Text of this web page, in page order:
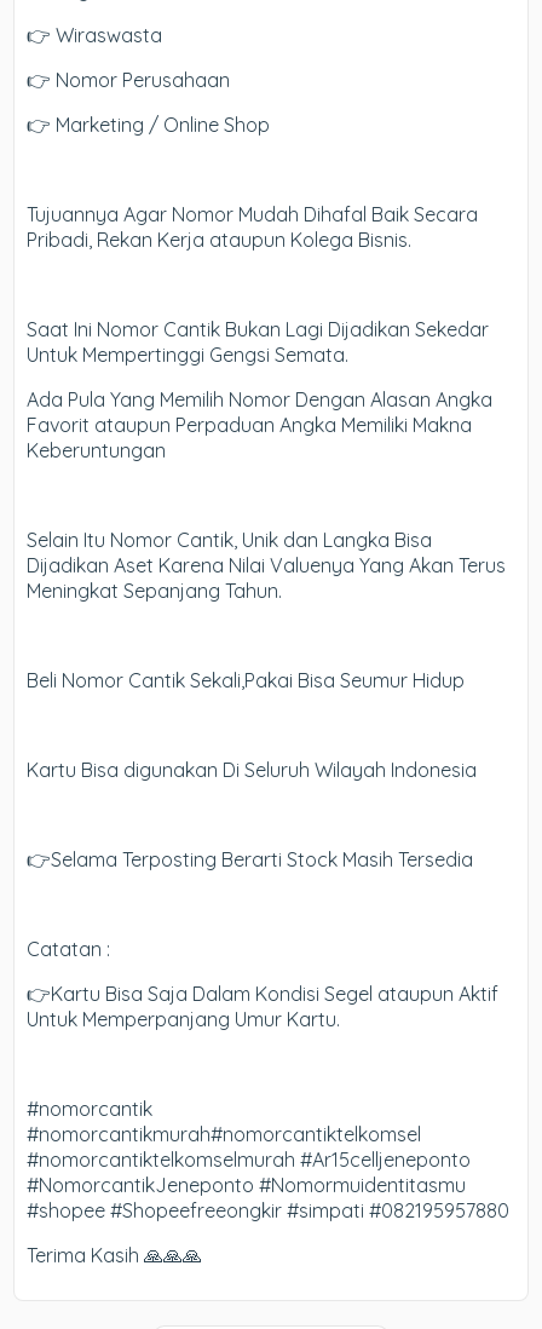
👉 Wiraswasta
👉 Nomor Perusahaan
👉 Marketing / Online Shop
Tujuannya Agar Nomor Mudah Dihafal Baik Secara
Pribadi, Rekan Kerja ataupun Kolega Bisnis.
Saat Ini Nomor Cantik Bukan Lagi Dijadikan Sekedar
Untuk Mempertinggi Gengsi Semata.
Ada Pula Yang Memilih Nomor Dengan Alasan Angka
Favorit ataupun Perpaduan Angka Memiliki Makna
Keberuntungan
Selain Itu Nomor Cantik, Unik dan Langka Bisa
Dijadikan Aset Karena Nilai Valuenya Yang Akan Terus
Meningkat Sepanjang Tahun.
Beli Nomor Cantik Sekali,Pakai Bisa Seumur Hidup
Kartu Bisa digunakan Di Seluruh Wilayah Indonesia
👉Selama Terposting Berarti Stock Masih Tersedia
Catatan :
👉Kartu Bisa Saja Dalam Kondisi Segel ataupun Aktif
Untuk Memperpanjang Umur Kartu.
#nomorcantik
#nomorcantikmurah#nomorcantiktelkomsel
#nomorcantiktelkomselmurah #Ar15celljeneponto
#NomorcantikJeneponto #Nomormuidentitasmu
#shopee #Shopeefreeongkir #simpati #082195957880
Terima Kasih 🙏🙏🙏